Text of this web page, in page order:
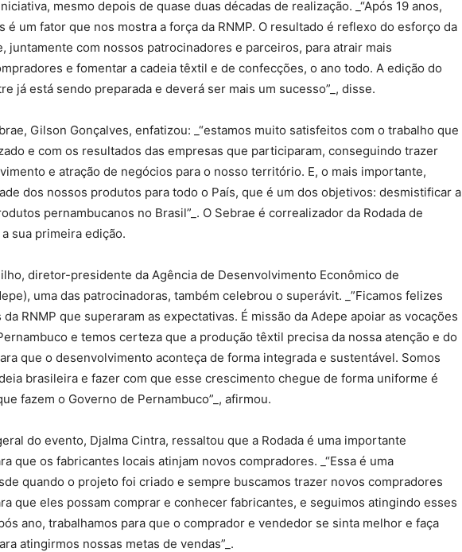
mesmo depois de quase duas décadas de realização. _“Após 19 anos,
é um fator que nos mostra a força da RNMP. O resultado é reflexo do esforço da
juntamente com nossos patrocinadores e parceiros, para atrair mais
e fomentar a cadeia têxtil e de confecções, o ano todo. A edição do
já está sendo preparada e deverá ser mais um sucesso”_, disse.
Gilson Gonçalves, enfatizou: _“estamos muito satisfeitos com o trabalho que
e com os resultados das empresas que participaram, conseguindo trazer
e atração de negócios para o nosso território. E, o mais importante,
dos nossos produtos para todo o País, que é um dos objetivos: desmistificar a
pernambucanos no Brasil”_. O Sebrae é correalizador da Rodada de
sua primeira edição.
diretor-presidente da Agência de Desenvolvimento Econômico de
uma das patrocinadoras, também celebrou o superávit. _”Ficamos felizes
RNMP que superaram as expectativas. É missão da Adepe apoiar as vocações
e temos certeza que a produção têxtil precisa da nossa atenção e do
que o desenvolvimento aconteça de forma integrada e sustentável. Somos
brasileira e fazer com que esse crescimento chegue de forma uniforme é
fazem o Governo de Pernambuco”_, afirmou.
do evento, Djalma Cintra, ressaltou que a Rodada é uma importante
que os fabricantes locais atinjam novos compradores. _“Essa é uma
quando o projeto foi criado e sempre buscamos trazer novos compradores
que eles possam comprar e conhecer fabricantes, e seguimos atingindo esses
ano, trabalhamos para que o comprador e vendedor se sinta melhor e faça
atingirmos nossas metas de vendas”_.